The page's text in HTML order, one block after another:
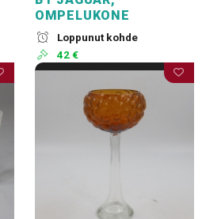
OMPELUKONE
Loppunut kohde
42 €